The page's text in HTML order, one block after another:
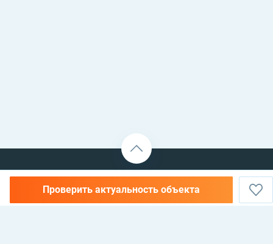
Проверить актуальность объекта